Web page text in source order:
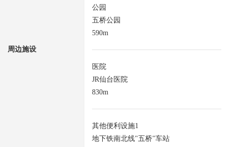
周边施设
公园
五桥公园
590m
医院
JR仙台医院
830m
其他便利设施1
地下铁南北线"五桥"车站